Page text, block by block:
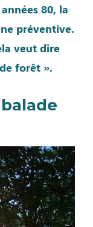
80, la
préventive.
veut dire
forêt ».